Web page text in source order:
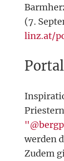
(7.
linz.at/
werden
Zudem